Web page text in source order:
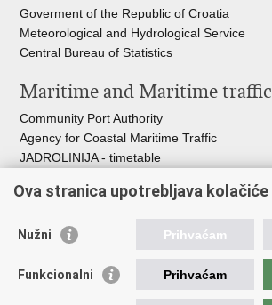
Goverment of the Republic of Croatia
Meteorological and Hydrological Service
Central Bureau of Statistics
Maritime and Maritime traffic
Community Port Authority
Agency for Coastal Maritime Traffic
JADROLINIJA - timetable
Croatian Motorways
Bus station Zagreb
Ova stranica upotrebljava kolačiće
Nužni Prihvaćam
Funkcionalni Prihvaćam